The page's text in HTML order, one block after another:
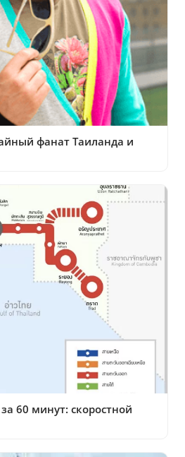
фанат Таиланда и
60 минут: скоростной